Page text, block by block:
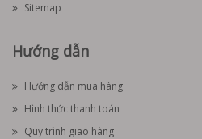
Sitemap
Hướng dẫn
Hướng dẫn mua hàng
Hình thức thanh toán
Quy trình giao hàng